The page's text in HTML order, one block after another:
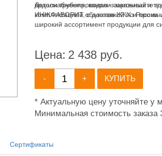
водоснабжения, канализационных и
комплектацией объектов ЖКХ и
широкий ассортимент продукции для
Детали трубопроводов - заказывайте
ИНЖФАВОРИТ, с доставкой по России
Цена: 2 438руб.
- + КУПИТЬ
* Актуальную цену уточняйте у
Минимальная стоимость заказа
Сертификаты